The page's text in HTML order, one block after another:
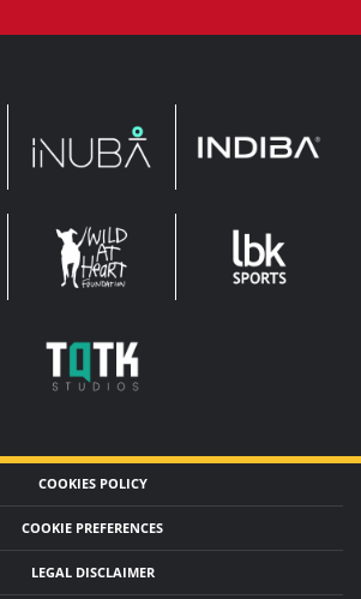
WAHF
WIDE
LEADERBROCK
SPORTS
TQTK
STUDIOS
COOKIES POLICY
COOKIE PREFERENCES
LEGAL DISCLAIMER